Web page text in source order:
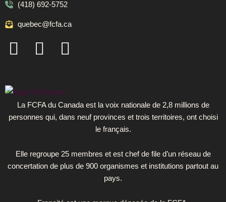
(418) 692-5752
quebec@fcfa.ca
F
a
e
b
o
k
I
n
t
a
g
a
L
i
k
e
d
n
La FCFA du Canada est la voix nationale de 2,8 millions de
personnes qui, dans neuf provinces et trois territoires, ont choisi
le français.
Elle regroupe 25 membres et est chef de file d’un réseau de
concertation de plus de 900 organismes et institutions partout au
pays.